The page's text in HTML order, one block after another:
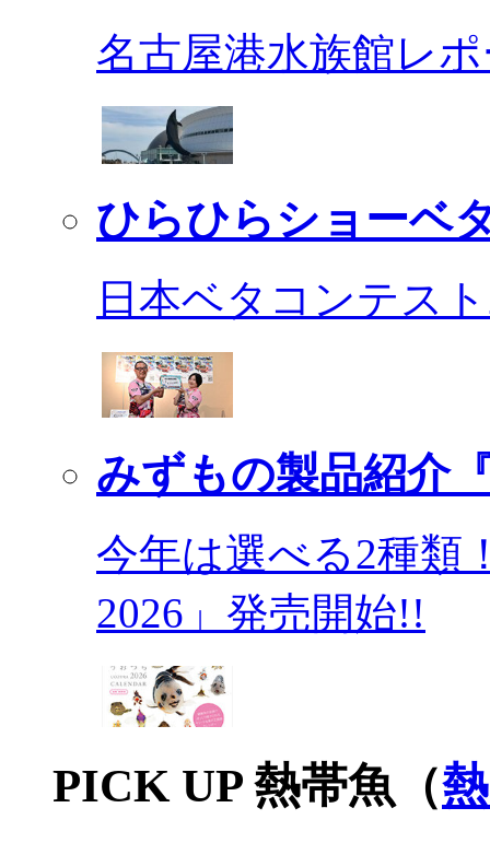
名古屋港水族館レ
ひらひらショーベ
日本ベタコンテス
みずもの製品紹介
今年は選べる2種類
2026」発売開始!!
PICK UP 熱帯魚（